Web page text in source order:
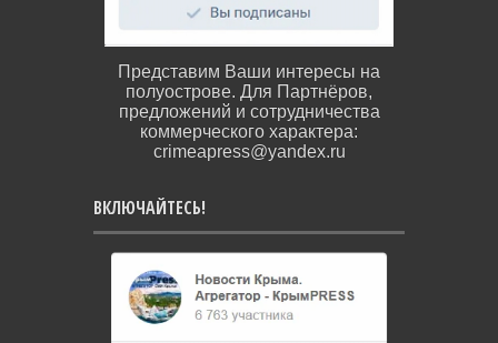
Представим Ваши интересы на
полуострове. Для Партнёров,
предложений и сотрудничества
коммерческого характера:
crimeapress@yandex.ru
ВКЛЮЧАЙТЕСЬ!